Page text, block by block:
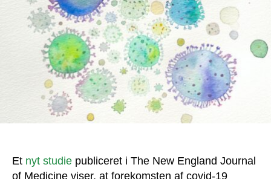
effekten
af
covid-
19-
vaccinerne:
først
beskyttelse,
så
svækkelse
Et nyt studie publiceret i The New England Journal
of Medicine viser, at forekomsten af covid-19